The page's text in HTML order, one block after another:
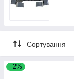
Сортування
–2%